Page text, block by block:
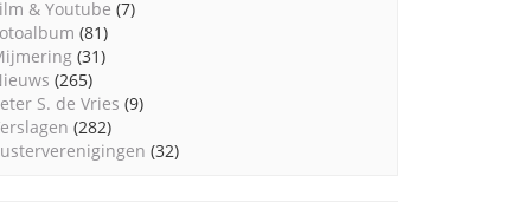
& Youtube (7)
(81)
(31)
(265)
S. de Vries (9)
(282)
(32)